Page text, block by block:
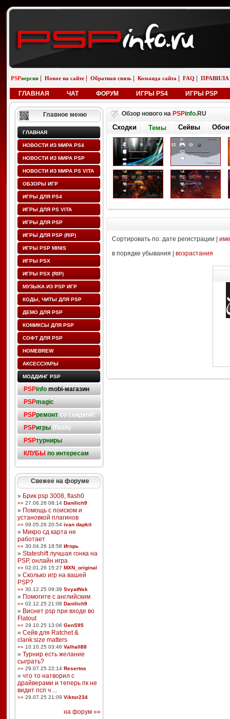
PSPверсия Новое на сайте Обратная связь Команда сайта FAQ ПРАВИЛА
ГЛАВНАЯ ЧАТ ФОРУМ ИГРЫ PS4 ИГРЫ PSP
Главное меню
ГЛАВНАЯ
НОВОСТИ ИЗ МИРА PS4
НОВОСТИ ИЗ МИРА PSP
НОВОСТИ ИЗ МИРА PS VITA
ОБЗОРЫ ИГР
ИГРЫ ДЛЯ PS4
ИГРЫ ДЛЯ PS VITA
ИГРЫ ДЛЯ PSP
ИГРЫ ДЛЯ PSP (RIP)
ИГРЫ PSP MINIS
ИГРЫ PSX
ИГРЫ PSX (RIP)
МУЗЫКА ИЗ PSP ИГР
КОДЫ, ЧИТЫ ДЛЯ PSP
ДЕМО ДЛЯ PSP
КОМИКСЫ ДЛЯ PSP
СОФТ ДЛЯ PSP
HOMEBREW
АКСЕССУАРЫ
МОДДИНГ PSP
PSPinfo mobi-магазин
PSPmagic
PSPремонтсо скидкой!
PSPигры(flash)
PSPтурниры
КЛУБЫ по интересам
Свежее на форуме
» Брик psp 3008, flash0
»» 27.06.26 08:14 Danilich9
» Помощь с поиском и
установкой плагинов
»» 09.05.26 20:54 ivan dapkit
» Микро сд карта не
работает
»» 30.04.26 18:58 Игорь
» Stateshift лучшая гонка на
PSP, онлайн игра
»» 02.01.26 15:27 MXN_original
» Сколько игр на вашей
PSP?
»» 30.12.25 09:39 SvyatNsk
» Помогите с английским
»» 02.12.25 21:08 Danilich9
» Виснет psp при входе во
Flatout
»» 29.10.25 13:06 GenS95
» Сейв для Ratchet &
clank:size matters
»» 10.10.25 03:46 Valhall88
» Турнир есть желание
сыграть?
»» 29.07.25 22:14 Resertos
» что то натворил с
драйверами и теперь пк не
видит псп ч ...
»» 29.07.25 21:09 Viktor234
на форум »»
Обзор нового на PSPinfo.RU
Сходки Темы Сейвы Обои
Сортировать по: дате регистрации |
в порядке убывания | возрастания